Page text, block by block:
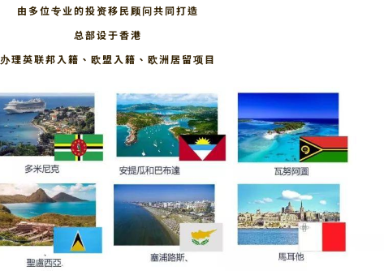
由多位专业的投资移民顾问共同打造
总部设于香港
办理英联邦入籍、欧盟入籍、欧洲居留项目